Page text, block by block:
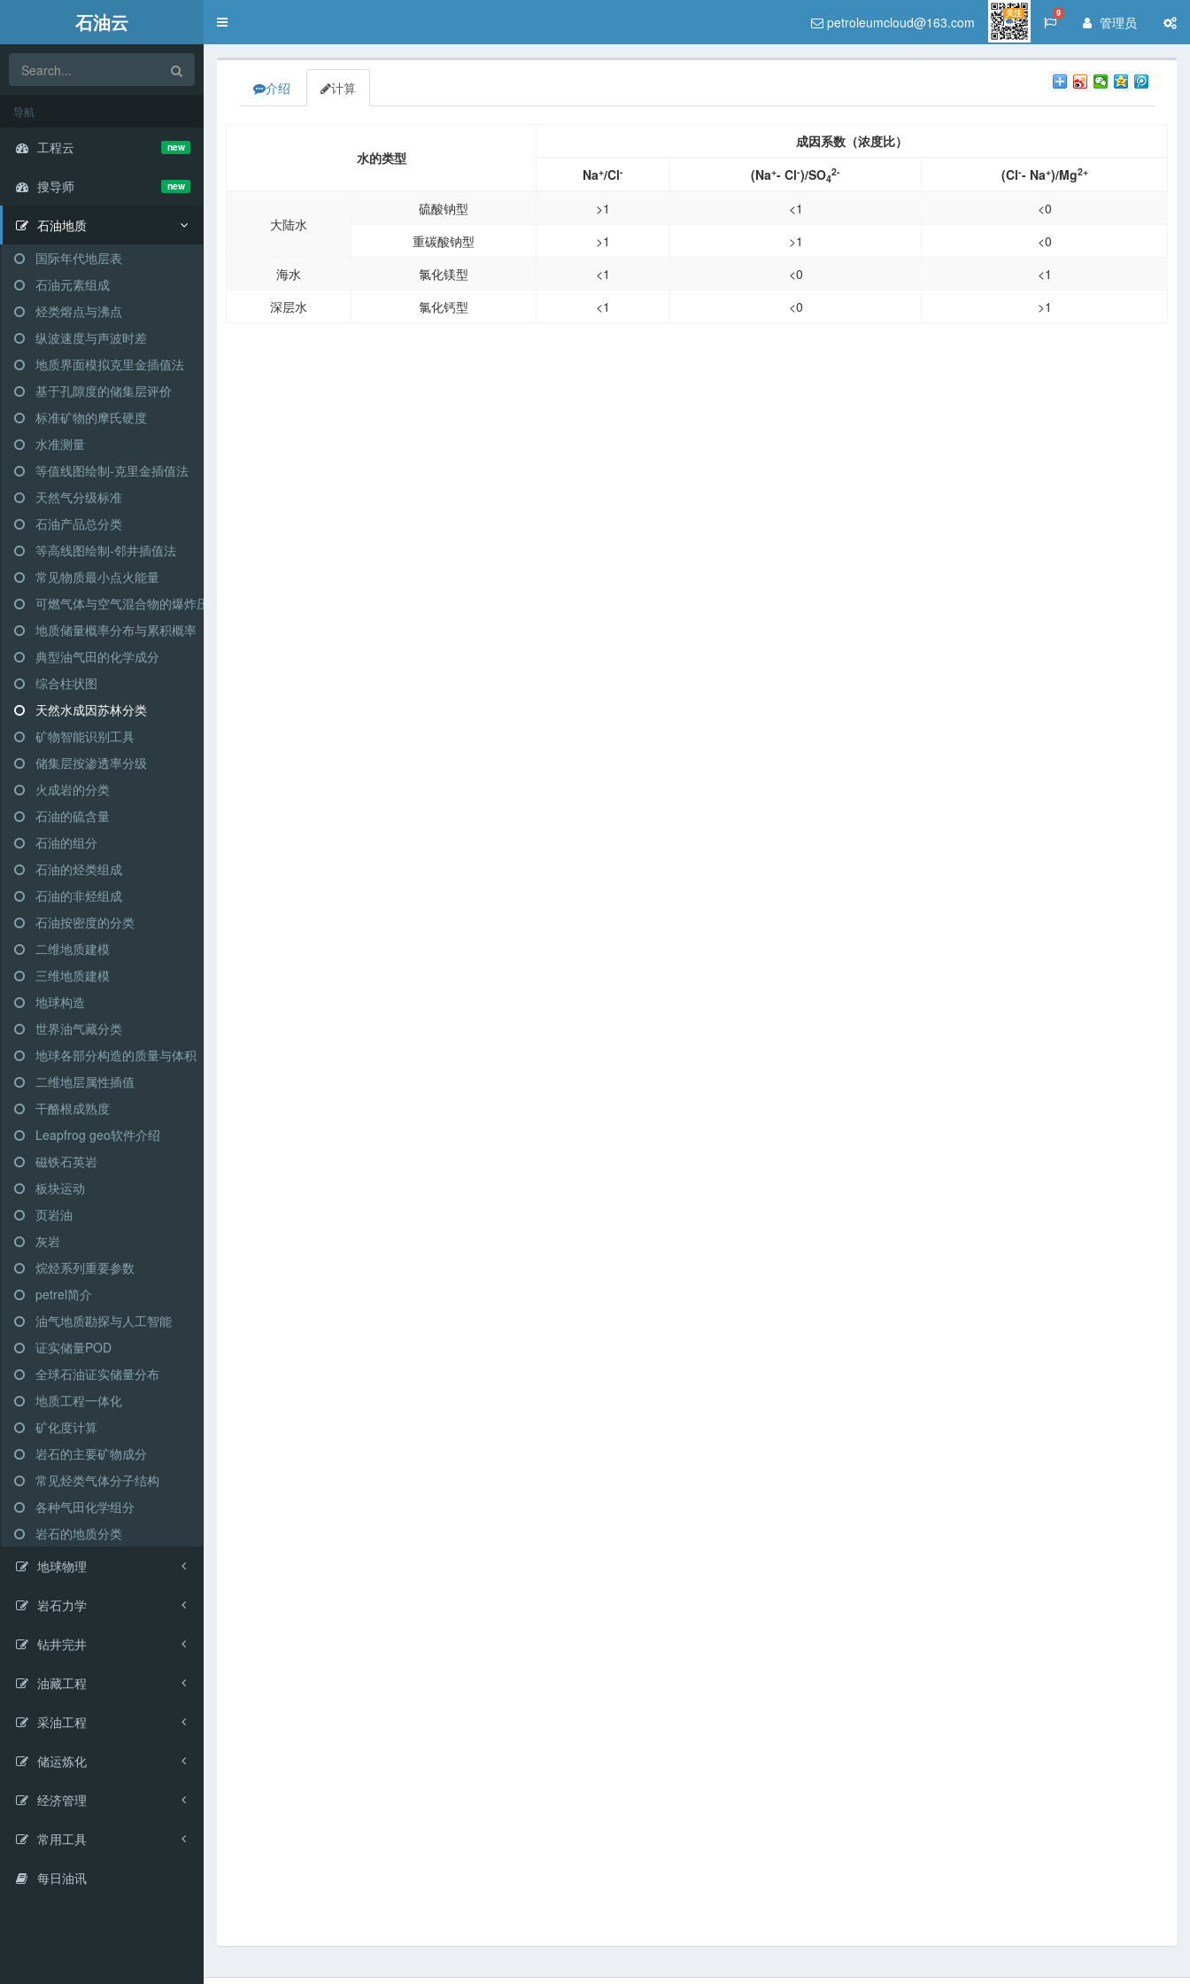
石油云
Toggle
petroleumcloud@163.com
关注 9
管理员
导航
工程云 new
搜导师 new
石油地质
国际年代地层表
石油元素组成
烃类熔点与沸点
纵波速度与声波时差
地质界面模拟克里金插值法
基于孔隙度的储集层评价
标准矿物的摩氏硬度
水准测量
等值线图绘制-克里金插值法
天然气分级标准
石油产品总分类
等高线图绘制-邻井插值法
常见物质最小点火能量
可燃气体与空气混合物的爆炸压力特性
地质储量概率分布与累积概率
典型油气田的化学成分
综合柱状图
天然水成因苏林分类
矿物智能识别工具
储集层按渗透率分级
火成岩的分类
石油的硫含量
石油的组分
石油的烃类组成
石油的非烃组成
石油按密度的分类
二维地质建模
三维地质建模
地球构造
世界油气藏分类
地球各部分构造的质量与体积
二维地层属性插值
干酪根成熟度
Leapfrog geo软件介绍
磁铁石英岩
板块运动
页岩油
灰岩
烷烃系列重要参数
petrel简介
油气地质勘探与人工智能
证实储量POD
全球石油证实储量分布
地质工程一体化
矿化度计算
岩石的主要矿物成分
常见烃类气体分子结构
各种气田化学组分
岩石的地质分类
地球物理
岩石力学
钻井完井
油藏工程
采油工程
储运炼化
经济管理
常用工具
每日油讯
介绍 计算
水的类型
成因系数（浓度比）
Na+/Cl- (Na+- Cl-)/SO4
2- (Cl-- Na+)/Mg2+
大陆水
硫酸钠型 >1 <1
<0
重碳酸钠型
>1 >1
<0
海水
氯化镁型 <1 <0
<1
深层水
氯化钙型 <1 <0 >1